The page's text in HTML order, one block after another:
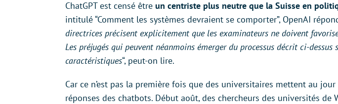
ChatGPT est censé être un centriste plus neutre que la Suisse en
intitulé “Comment les systèmes devraient se comporter”, OpenAI
directrices précisent explicitement que les examinateurs ne doivent
Les préjugés qui peuvent néanmoins émerger du processus décrit ci-dessus
caractéristiques“, peut-on lire.
Car ce n’est pas la première fois que des universitaires mettent au
réponses des chatbots. Début août, des chercheurs des universités de